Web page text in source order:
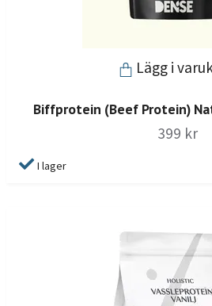
Lägg i
Biffprotein (Beef Protein)
399 kr
I lager